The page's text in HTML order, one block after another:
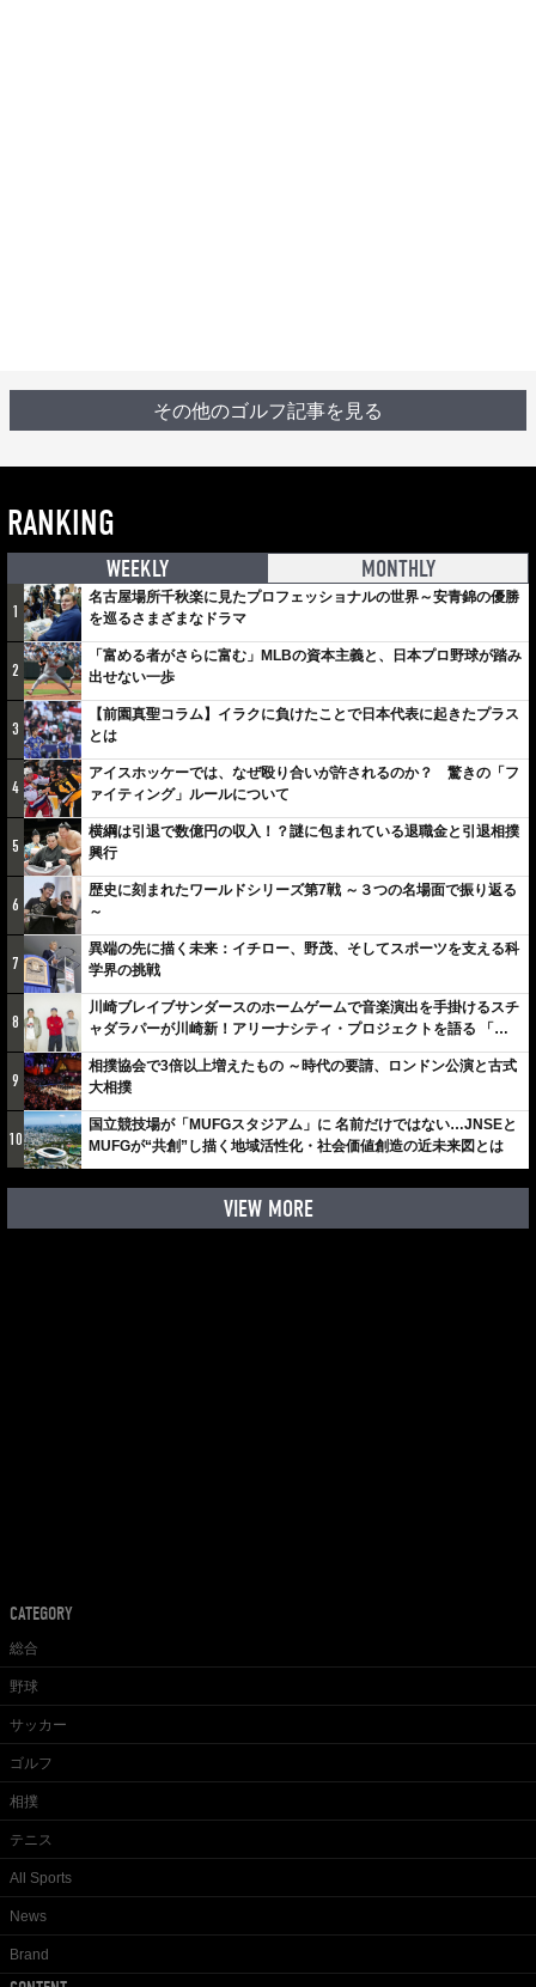
その他のゴルフ記事を見る
RANKING
WEEKLY MONTHLY
1
名古屋場所千秋楽に見たプロフェッショナルの世界～安青錦の優勝
を巡るさまざまなドラマ
2
「富める者がさらに富む」MLBの資本主義と、日本プロ野球が踏み
出せない一歩
3
【前園真聖コラム】イラクに負けたことで日本代表に起きたプラス
とは
4
アイスホッケーでは、なぜ殴り合いが許されるのか？ 驚きの「フ
ァイティング」ルールについて
5
横綱は引退で数億円の収入！？謎に包まれている退職金と引退相撲
興行
6
歴史に刻まれたワールドシリーズ第7戦 ～３つの名場面で振り返る
～
7
異端の先に描く未来：イチロー、野茂、そしてスポーツを支える科
学界の挑戦
8
川崎ブレイブサンダースのホームゲームで音楽演出を手掛けるスチ
ャダラパーが川崎新！アリーナシティ・プロジェクトを語る 「楽
しみでしかないでしょ。川崎は、ずっと成長曲線だから」
9
相撲協会で3倍以上増えたもの ～時代の要請、ロンドン公演と古式
大相撲
10
国立競技場が「MUFGスタジアム」に 名前だけではない…JNSEと
MUFGが“共創”し描く地域活性化・社会価値創造の近未来図とは
VIEW MORE
CATEGORY
総合
野球
サッカー
ゴルフ
相撲
テニス
All Sports
News
Brand